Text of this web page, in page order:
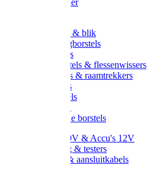
Schuurpapier
Handveger & blik
Voetenveegborstels
Handvegers
Afwasborstels & flessenwissers
Wasborstels & raamtrekkers
Tonborstels
Werkborstels
Hygienische borstels
Batterijen 9V & Accu's 12V
Beveiliging & testers
Kabelsets & aansluitkabels